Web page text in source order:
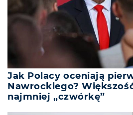
Jak Polacy oceniają
Nawrockiego?
najmniej „czwórkę”